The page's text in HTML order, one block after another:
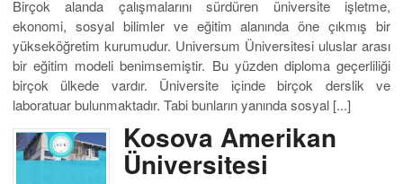
Birçok alanda çalışmalarını sürdüren üniversite işletme,
ekonomi, sosyal bilimler ve eğitim alanında öne çıkmış bir
yükseköğretim kurumudur. Universum Üniversitesi uluslar arası
bir eğitim modeli benimsemiştir. Bu yüzden diploma geçerliliği
birçok ülkede vardır. Üniversite içinde birçok derslik ve
laboratuar bulunmaktadır. Tabi bunların yanında sosyal [...]
Kosova Amerikan
Üniversitesi